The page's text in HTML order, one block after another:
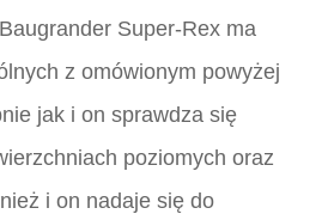
Super-Rex ma
z omówionym powyżej
jak i on sprawdza się
poziomych oraz
i on nadaje się do